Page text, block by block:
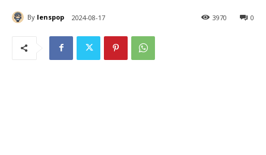
By lenspop 2024-08-17 0
3970